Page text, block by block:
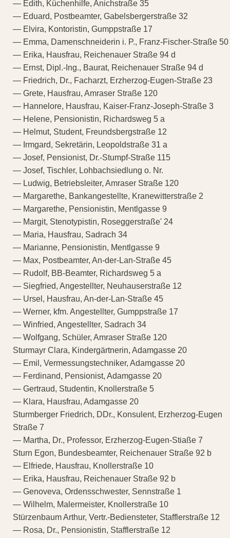
— Edith, Küchenhilfe, Anichstraße 35
— Eduard, Postbeamter, Gabelsbergerstraße 32
— Elvira, Kontoristin, Gumppstraße 17
— Emma, Damenschneiderin i. P., Franz-Fischer-Straße 50
— Erika, Hausfrau, Reichenauer Straße 94 d
— Ernst, Dipl.-Ing., Baurat, Reichenauer Straße 94 d
— Friedrich, Dr., Facharzt, Erzherzog-Eugen-Straße 23
— Grete, Hausfrau, Amraser Straße 120
— Hannelore, Hausfrau, Kaiser-Franz-Joseph-Straße 3
— Helene, Pensionistin, Richardsweg 5 a
— Helmut, Student, Freundsbergstraße 12
— Irmgard, Sekretärin, Leopoldstraße 31 a
— Josef, Pensionist, Dr.-Stumpf-Straße 115
— Josef, Tischler, Lohbachsiedlung o. Nr.
— Ludwig, Betriebsleiter, Amraser Straße 120
— Margarethe, Bankangestellte, Kranewitterstraße 2
— Margarethe, Pensionistin, Mentlgasse 9
— Margit, Stenotypistin, Roseggerstraße' 24
— Maria, Hausfrau, Sadrach 34
— Marianne, Pensionistin, Mentlgasse 9
— Max, Postbeamter, An-der-Lan-Straße 45
— Rudolf, BB-Beamter, Richardsweg 5 a
— Siegfried, Angestellter, Neuhauserstraße 12
— Ursel, Hausfrau, An-der-Lan-Straße 45
— Werner, kfm. Angestellter, Gumppstraße 17
— Winfried, Angestellter, Sadrach 34
— Wolfgang, Schüler, Amraser Straße 120
Sturmayr Clara, Kindergärtnerin, Adamgasse 20
— Emil, Vermessungstechniker, Adamgasse 20
— Ferdinand, Pensionist, Adamgasse 20
— Gertraud, Studentin, Knollerstraße 5
— Klara, Hausfrau, Adamgasse 20
Sturmberger Friedrich, DDr., Konsulent, Erzherzog-Eugen
Straße 7
— Martha, Dr., Professor, Erzherzog-Eugen-Stiaße 7
Sturn Egon, Bundesbeamter, Reichenauer Straße 92 b
— Elfriede, Hausfrau, Knollerstraße 10
— Erika, Hausfrau, Reichenauer Straße 92 b
— Genoveva, Ordensschwester, Sennstraße 1
— Wilhelm, Malermeister, Knollerstraße 10
Stürzenbaum Arthur, Vertr.-Bediensteter, Stafflerstraße 12
— Rosa, Dr., Pensionistin, Stafflerstraße 12